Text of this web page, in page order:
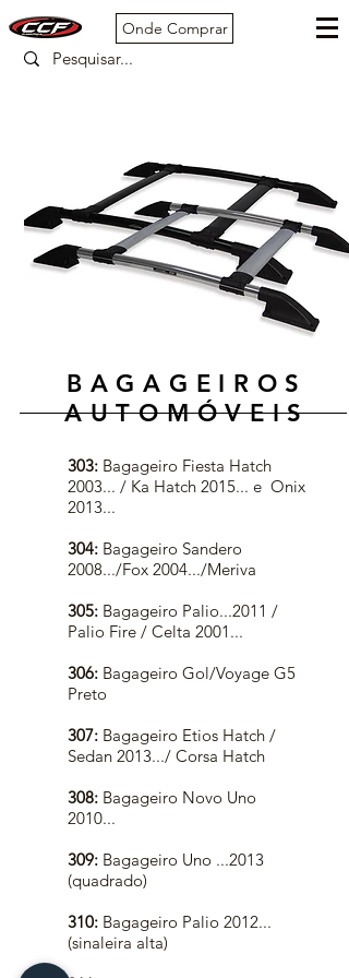
Onde Comprar
BAGAGEIROS
AUTOMÓVEIS
303: Bagageiro Fiesta Hatch
2003... / Ka Hatch 2015... e Onix
2013...
304: Bagageiro Sandero
2008.../Fox 2004.../Meriva
305: Bagageiro Palio...2011 /
Palio Fire / Celta 2001...
306: Bagageiro Gol/Voyage G5
Preto
307: Bagageiro Etios Hatch /
Sedan 2013.../ Corsa Hatch
308: Bagageiro Novo Uno
2010...
309: Bagageiro Uno ...2013
(quadrado)
310: Bagageiro Palio 2012...
(sinaleira alta)